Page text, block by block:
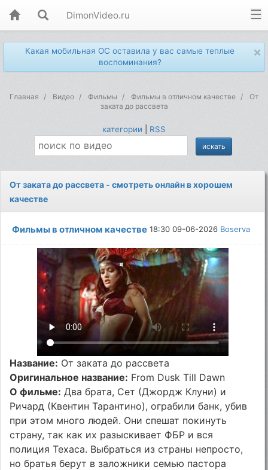
DimonVideo.ru
×
Какая мобильная ОС оставила у вас самые теплые
воспоминания?
Главная Видео Фильмы Фильмы в отличном качестве
От
заката до рассвета
категории RSS
От заката до рассвета - смотреть онлайн в хорошем
качестве
Фильмы в отличном качестве 18:30 09-06-2026 Boserva
Название: От заката до рассвета
Оригинальное название: From Dusk Till Dawn
О фильме: Два брата, Сет (Джордж Клуни) и
Ричард (Квентин Тарантино), ограбили банк, убив
при этом много людей. Они спешат покинуть
страну, так как их разыскивает ФБР и вся
полиция Техаса. Выбраться из страны непросто,
но братья берут в заложники семью пастора